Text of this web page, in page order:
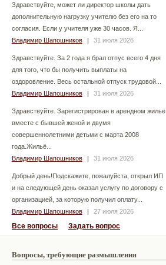
Здравствуйте, может ли директор школы дать
дополнительную нагрузку учителю без его на то
согласия. Если у учителя уже 30 часов. Я...
Владимир Шапошников
| 31 июля 2026
Здравствуйте. За 2 года я брал отпус всего 4 дня
для того, что бы получить выплаты на
оздоровление. Весь остальной отпуск трудовой...
Владимир Шапошников
| 31 июля 2026
Здравствуйте. Зарегистрирован в арендном жилье
вместе с бывшей женой и двумя
совершеннолетними детьми с марта 2008
года.Жильё...
Владимир Шапошников
| 31 июля 2026
Добрый день!Подскажите, пожалуйста, открыл ИП
и на следующей день оказал услугу по договору с
организацией, за которую получил оплату...
Владимир Шапошников
| 27 июля 2026
Все вопросы Задать вопрос
Вопросы, требующие размышления